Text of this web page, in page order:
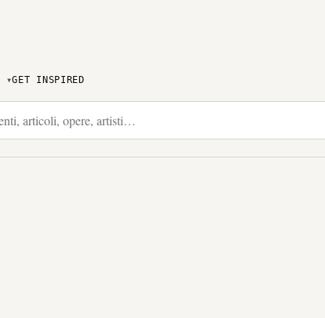
GET INSPIRED